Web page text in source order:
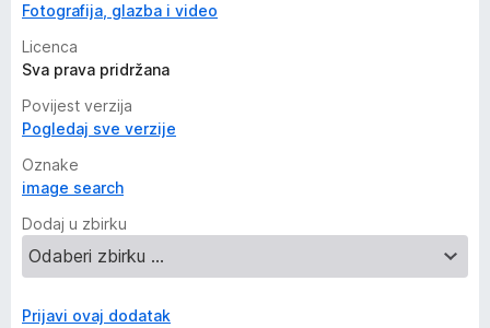
Fotografija, glazba i video
Licenca
Sva prava pridržana
Povijest verzija
Pogledaj sve verzije
Oznake
image search
Dodaj u zbirku
Prijavi ovaj dodatak